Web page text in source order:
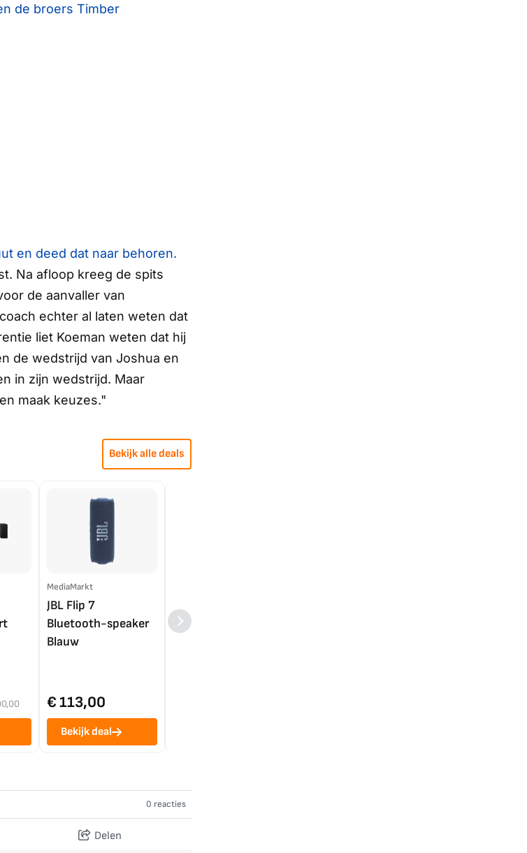
de broers Timber
en deed dat naar behoren.
Na afloop kreeg de spits
de aanvaller van
echter al laten weten dat
liet Koeman weten dat hij
de wedstrijd van Joshua en
in zijn wedstrijd. Maar
maak keuzes."
Bekijk alle deals
MediaMarkt
JBL Flip 7
Bluetooth-speaker
Blauw
€ 113,00
Bekijk deal
LG OLED55C56LB
4K TV (2025)
0 reacties
Delen